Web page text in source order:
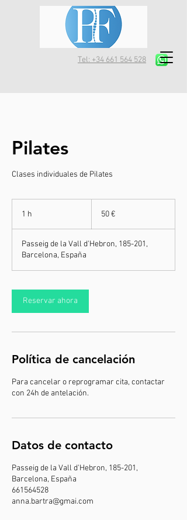
Tel: +34 661 564 528
Pilates
Clases individuales de Pilates
1 h 50 €
Passeig de la Vall d'Hebron, 185-201,
Barcelona, España
Reservar ahora
Política de cancelación
Para cancelar o reprogramar cita, contactar
con 24h de antelación.
Datos de contacto
Passeig de la Vall d'Hebron, 185-201,
Barcelona, España
661564528
anna.bartra@gmai.com